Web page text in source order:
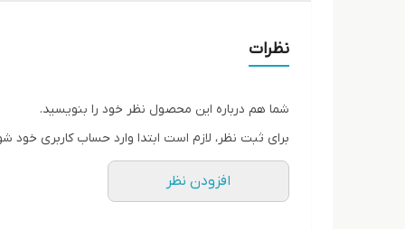
نظرات
شما هم درباره این محصول نظر خود را بنویسید.
برای ثبت نظر، لازم است ابتدا وارد حساب کاربری خود
افزودن نظر